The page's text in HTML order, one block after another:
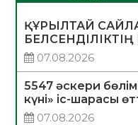
ҚҰРЫЛТАЙ
БЕЛСЕНДІЛІКТІҢ
07.08.2026
5547 әскери
күні» іс-шарасы
07.08.2026